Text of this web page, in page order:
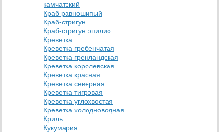
камчатский
Краб равношипый
Краб-стригун
Краб-стригун опилио
Креветка
Креветка гребенчатая
Креветка гренландская
Креветка королевская
Креветка красная
Креветка северная
Креветка тигровая
Креветка углохвостая
Креветка холодноводная
Криль
Кукумария